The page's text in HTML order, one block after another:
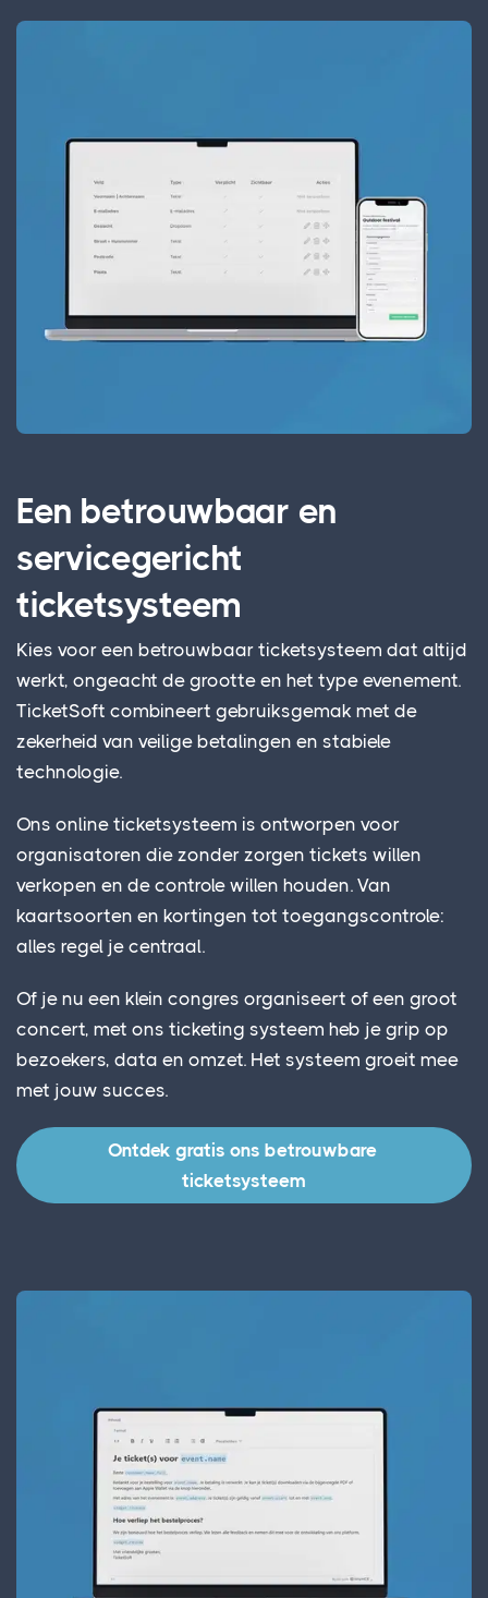
Een betrouwbaar en
servicegericht
ticketsysteem
Kies voor een betrouwbaar ticketsysteem dat altijd
werkt, ongeacht de grootte en het type evenement.
TicketSoft combineert gebruiksgemak met de
zekerheid van veilige betalingen en stabiele
technologie.
Ons online ticketsysteem is ontworpen voor
organisatoren die zonder zorgen tickets willen
verkopen en de controle willen houden. Van
kaartsoorten en kortingen tot toegangscontrole:
alles regel je centraal.
Of je nu een klein congres organiseert of een groot
concert, met ons ticketing systeem heb je grip op
bezoekers, data en omzet. Het systeem groeit mee
met jouw succes.
Ontdek gratis ons betrouwbare
ticketsysteem